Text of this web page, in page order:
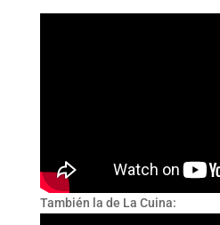
También la de La Cuina: